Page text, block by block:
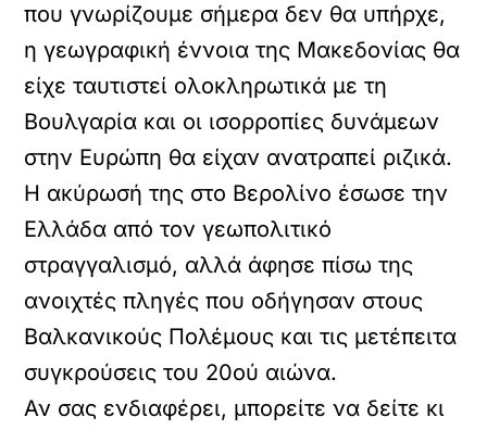
που γνωρίζουμε σήμερα δεν θα υπήρχε,
η γεωγραφική έννοια της Μακεδονίας θα
είχε ταυτιστεί ολοκληρωτικά με τη
Βουλγαρία και οι ισορροπίες δυνάμεων
στην Ευρώπη θα είχαν ανατραπεί ριζικά.
Η ακύρωσή της στο Βερολίνο έσωσε την
Ελλάδα από τον γεωπολιτικό
στραγγαλισμό, αλλά άφησε πίσω της
ανοιχτές πληγές που οδήγησαν στους
Βαλκανικούς Πολέμους και τις μετέπειτα
συγκρούσεις του 20ού αιώνα.
Αν σας ενδιαφέρει, μπορείτε να δείτε κι